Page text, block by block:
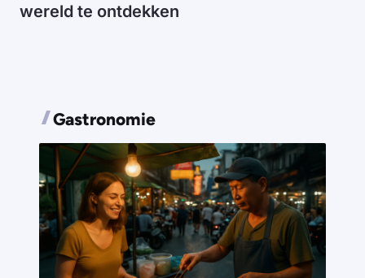
wereld te ontdekken
Gastronomie